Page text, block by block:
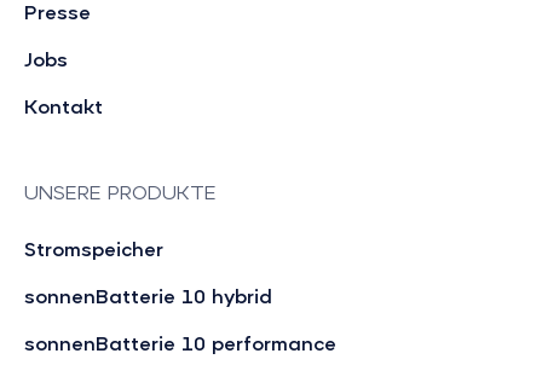
Presse
Jobs
Kontakt
UNSERE PRODUKTE
Stromspeicher
sonnenBatterie 10 hybrid
sonnenBatterie 10 performance